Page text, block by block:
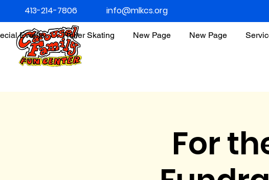
Events Roller Skating New Page New Page
413-214-7806 info@mlkcs.org
For